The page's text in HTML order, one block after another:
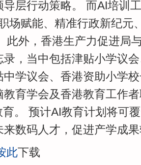
导层行动策略。 而AI培训
场赋能、精准行政新纪元
此外，香港生产力促进局
录，当中包括津贴小学议
中学议会、香港资助小学
教育学会及香港教育工作
。 预计AI教育计划将可
来数码人才，促进产学成
此下载